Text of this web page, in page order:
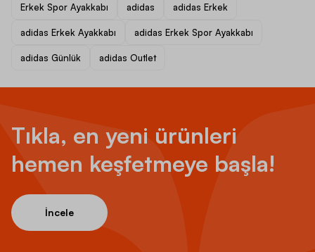
Erkek Spor Ayakkabı adidas adidas Erkek
adidas Erkek Ayakkabı adidas Erkek Spor Ayakkabı
adidas Günlük adidas Outlet
Tıkla, en yeni ürünleri
hemen keşfetmeye başla!
İncele